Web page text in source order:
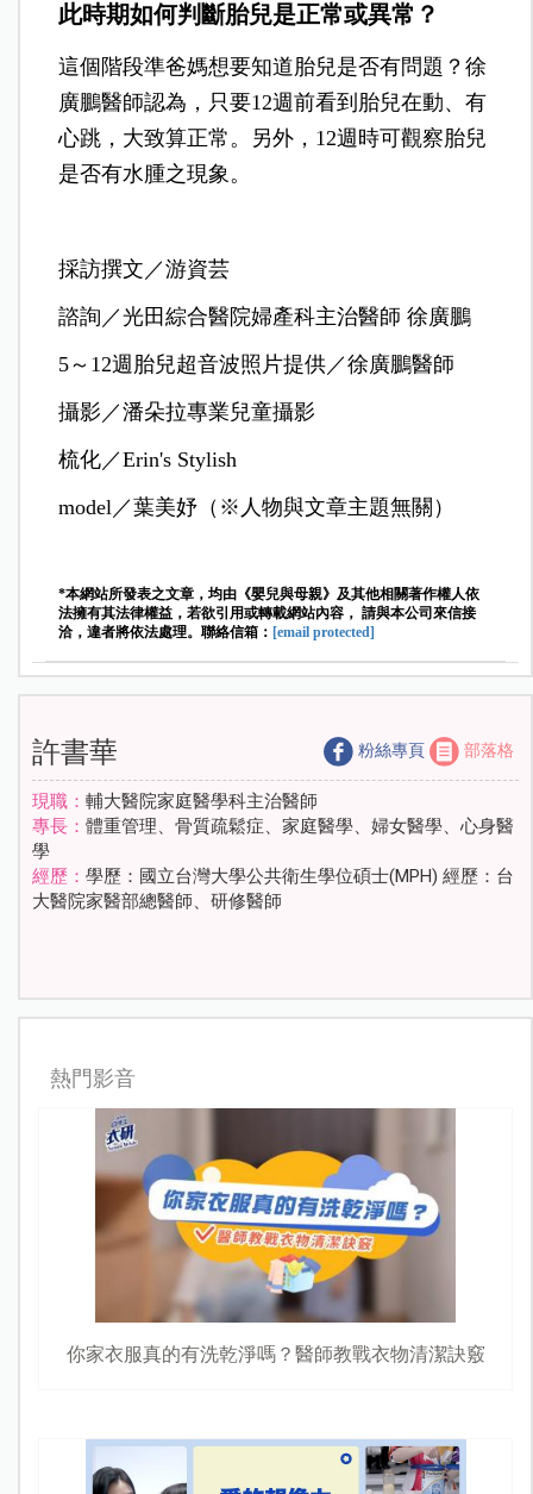
此時期如何判斷胎兒是正常或異常？
這個階段準爸媽想要知道胎兒是否有問題？徐
廣鵬醫師認為，只要12週前看到胎兒在動、有
心跳，大致算正常。另外，12週時可觀察胎兒
是否有水腫之現象。
採訪撰文／游資芸
諮詢／光田綜合醫院婦產科主治醫師 徐廣鵬
5～12週胎兒超音波照片提供／徐廣鵬醫師
攝影／潘朵拉專業兒童攝影
梳化／Erin's Stylish
model／葉美妤 （※人物與文章主題無關）
*本網站所發表之文章，均由《嬰兒與母親》及其他相關著作權人依
法擁有其法律權益，若欲引用或轉載網站內容， 請與本公司來信接
洽，違者將依法處理。聯絡信箱： [email protected]
許書華 粉絲專頁 部落格
現職： 輔大醫院家庭醫學科主治醫師
專長： 體重管理、骨質疏鬆症、家庭醫學、婦女醫學、心身醫
學
經歷： 學歷：國立台灣大學公共衛生學位碩士(MPH) 經歷：台
大醫院家醫部總醫師、研修醫師
熱門影音
你家衣服真的有洗乾淨嗎？醫師教戰衣物清潔訣竅